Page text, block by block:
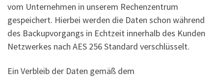
vom Unternehmen in unserem Rechenzentrum
gespeichert. Hierbei werden die Daten schon während
des Backupvorgangs in Echtzeit innerhalb des Kunden
Netzwerkes nach AES 256 Standard verschlüsselt.
Ein Verbleib der Daten gemäß dem